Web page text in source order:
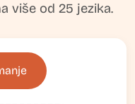
više od 25 jezika.